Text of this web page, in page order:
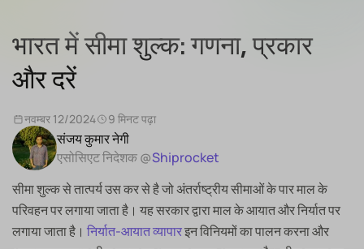
भारत में सीमा शुल्क: गणना, प्रकार
और दरें
संजय कुमार नेगी
एसोसिएट निदेशक @Shiprocket
नवम्बर 12/2024 9 मिनट पढ़ा
सीमा शुल्क से तात्पर्य उस कर से है जो अंतर्राष्ट्रीय सीमाओं के पार माल के
परिवहन पर लगाया जाता है। यह सरकार द्वारा माल के आयात और निर्यात पर
लगाया जाता है। निर्यात-आयात व्यापारइन विनियमों का पालन करना और